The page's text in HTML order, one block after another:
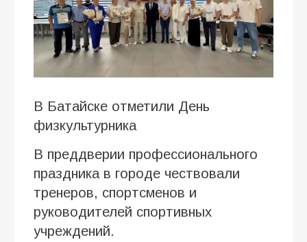
В Батайске отметили День
физкультурника
В преддверии профессионального
праздника в городе чествовали
тренеров, спортсменов и
руководителей спортивных
учреждений.